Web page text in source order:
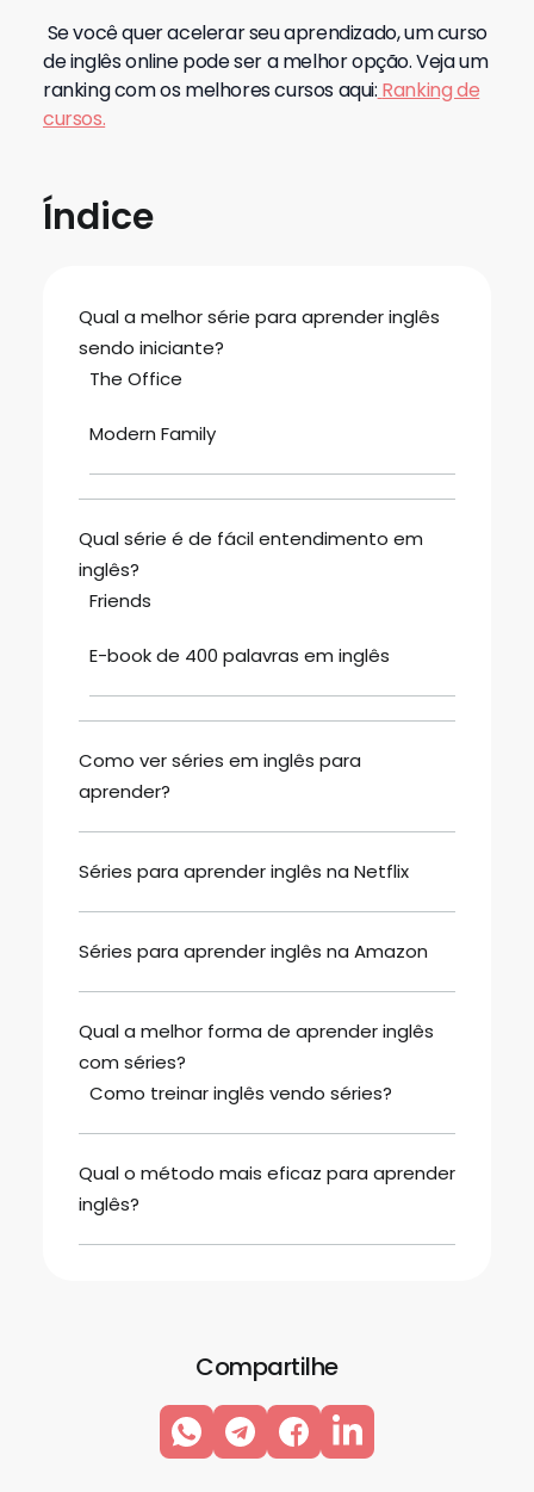
Se você quer acelerar seu aprendizado, um curso
de inglês online pode ser a melhor opção. Veja um
ranking com os melhores cursos aqui: Ranking de
cursos.
Índice
Qual a melhor série para aprender inglês
sendo iniciante?
The Office
Modern Family
Qual série é de fácil entendimento em
inglês?
Friends
E-book de 400 palavras em inglês
Como ver séries em inglês para
aprender?
Séries para aprender inglês na Netflix
Séries para aprender inglês na Amazon
Qual a melhor forma de aprender inglês
com séries?
Como treinar inglês vendo séries?
Qual o método mais eficaz para aprender
inglês?
Compartilhe